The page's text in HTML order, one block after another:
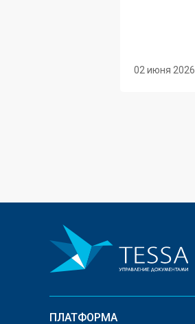
02 июня 2026
ПЛАТФОРМА